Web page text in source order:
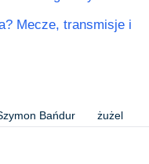
Mecze, transmisje i
Bańdur żużel